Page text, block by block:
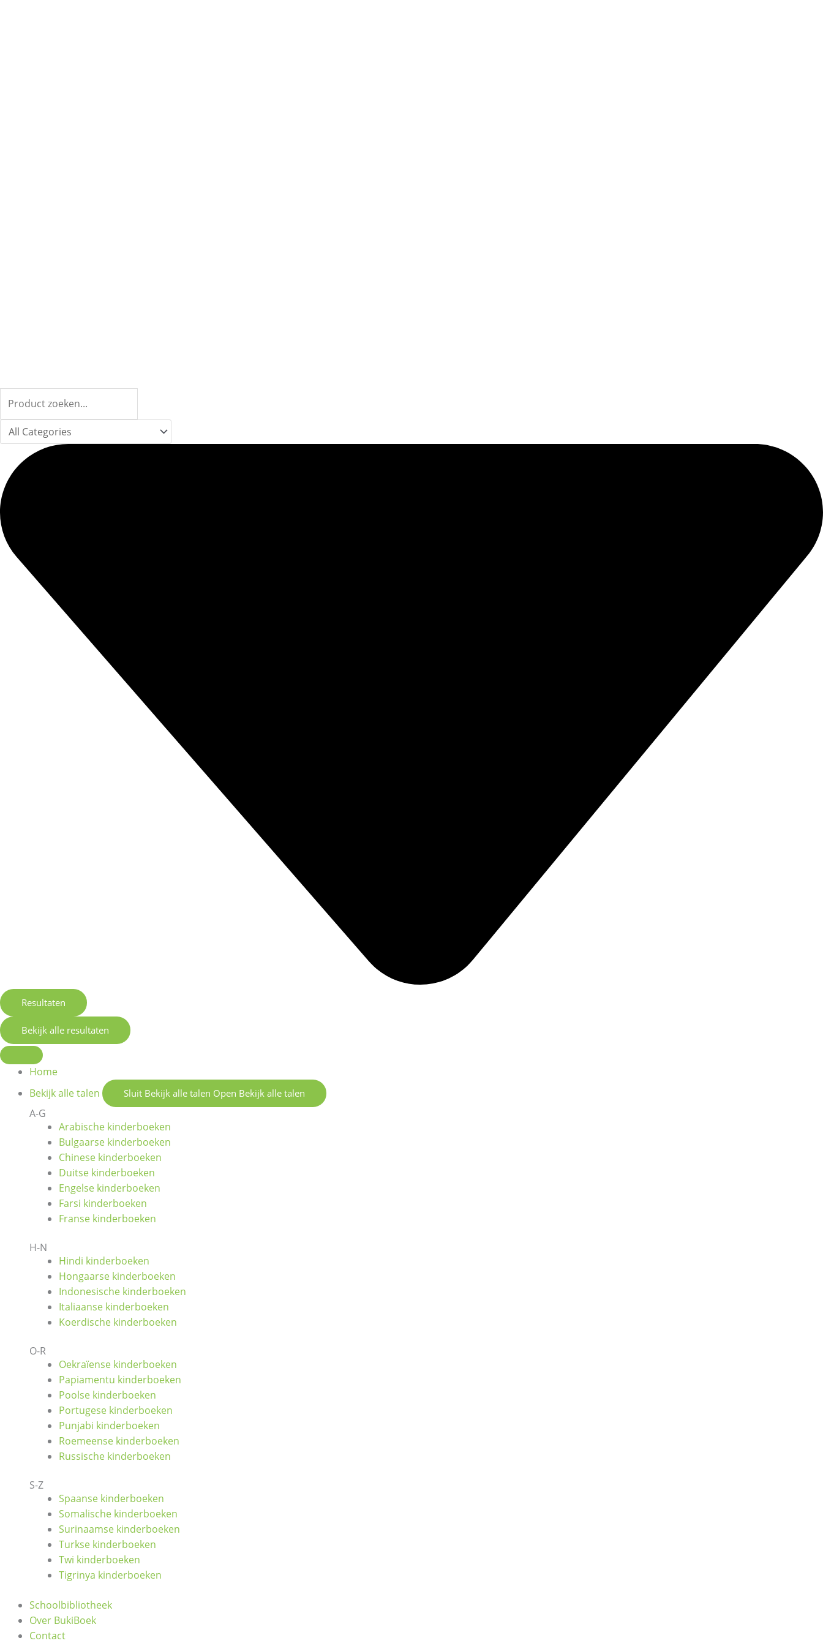
Resultaten
Bekijk alle resultaten
Home
Bekijk alle talen
Sluit Bekijk alle talen Open Bekijk alle talen
A-G
Arabische kinderboeken
Bulgaarse kinderboeken
Chinese kinderboeken
Duitse kinderboeken
Engelse kinderboeken
Farsi kinderboeken
Franse kinderboeken
H-N
Hindi kinderboeken
Hongaarse kinderboeken
Indonesische kinderboeken
Italiaanse kinderboeken
Koerdische kinderboeken
O-R
Oekraïense kinderboeken
Papiamentu kinderboeken
Poolse kinderboeken
Portugese kinderboeken
Punjabi kinderboeken
Roemeense kinderboeken
Russische kinderboeken
S-Z
Spaanse kinderboeken
Somalische kinderboeken
Surinaamse kinderboeken
Turkse kinderboeken
Twi kinderboeken
Tigrinya kinderboeken
Schoolbibliotheek
Over BukiBoek
Contact